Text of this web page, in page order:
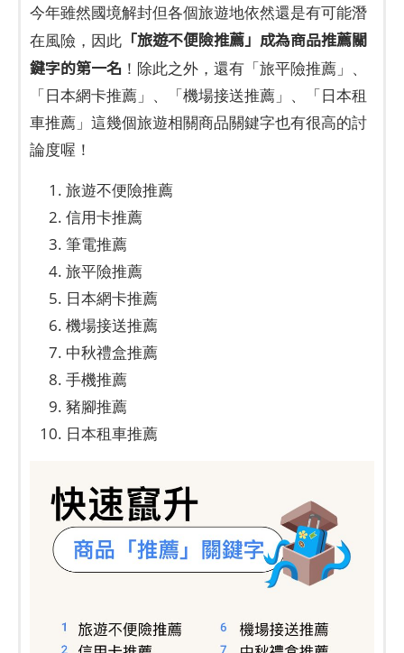
今年雖然國境解封但各個旅遊地依然還是有可能潛
在風險，因此 「旅遊不便險推薦」成為商品推薦關
鍵字的第一名 ！除此之外，還有「旅平險推薦」、
「日本網卡推薦」、「機場接送推薦」、「日本租
車推薦」這幾個旅遊相關商品關鍵字也有很高的討
論度喔！
旅遊不便險推薦
信用卡推薦
筆電推薦
旅平險推薦
日本網卡推薦
機場接送推薦
中秋禮盒推薦
手機推薦
豬腳推薦
日本租車推薦